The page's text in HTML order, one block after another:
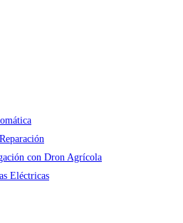
con Dron Agrícola
Eléctricas